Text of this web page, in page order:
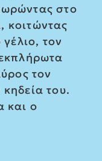
στο
κοιτώντας
τον
τον
του.
και ο